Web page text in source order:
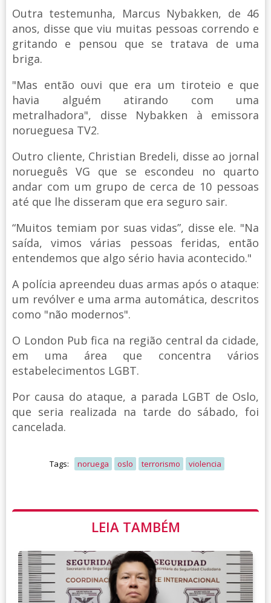
Outra testemunha, Marcus Nybakken, de 46
anos, disse que viu muitas pessoas correndo e
gritando e pensou que se tratava de uma
briga.
"Mas então ouvi que era um tiroteio e que
havia alguém atirando com uma
metralhadora", disse Nybakken à emissora
norueguesa TV2.
Outro cliente, Christian Bredeli, disse ao jornal
norueguês VG que se escondeu no quarto
andar com um grupo de cerca de 10 pessoas
até que lhe disseram que era seguro sair.
“Muitos temiam por suas vidas”, disse ele. "Na
saída, vimos várias pessoas feridas, então
entendemos que algo sério havia acontecido."
A polícia apreendeu duas armas após o ataque:
um revólver e uma arma automática, descritos
como "não modernos".
O London Pub fica na região central da cidade,
em uma área que concentra vários
estabelecimentos LGBT.
Por causa do ataque, a parada LGBT de Oslo,
que seria realizada na tarde do sábado, foi
cancelada.
Tags: noruega oslo terrorismo violencia
LEIA TAMBÉM